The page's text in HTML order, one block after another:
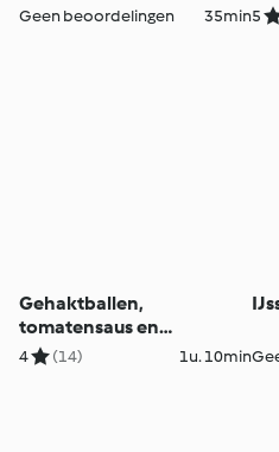
Geen beoordelingen 35min5
Gehaktballen,
tomatensaus en
Parmezaanse polenta
4 (14) 1u. 10min